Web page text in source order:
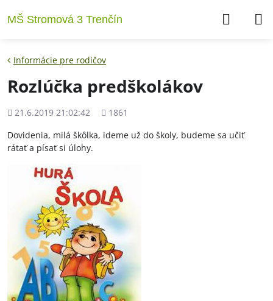
MŠ Stromová 3 Trenčín
Informácie pre rodičov
Rozlúčka predškolákov
Pridané
21.6.2019 21:02:42
Počet
1861
Dovidenia, milá škôlka, ideme už do školy, budeme sa učiť
rátať a písať si úlohy.